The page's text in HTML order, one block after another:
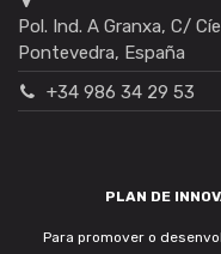
Pol. Ind. A Granxa, C/
Pontevedra, España
+34 986 34 29 53
PLAN DE
Para promover o